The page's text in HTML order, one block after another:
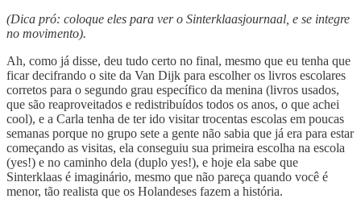
(Dica pró: coloque eles para ver o Sinterklaasjournaal, e se integre
no movimento).
Ah, como já disse, deu tudo certo no final, mesmo que eu tenha que
ficar decifrando o site da Van Dijk para escolher os livros escolares
corretos para o segundo grau específico da menina (livros usados,
que são reaproveitados e redistribuídos todos os anos, o que achei
cool), e a Carla tenha de ter ido visitar trocentas escolas em poucas
semanas porque no grupo sete a gente não sabia que já era para estar
começando as visitas, ela conseguiu sua primeira escolha na escola
(yes!) e no caminho dela (duplo yes!), e hoje ela sabe que
Sinterklaas é imaginário, mesmo que não pareça quando você é
menor, tão realista que os Holandeses fazem a história.